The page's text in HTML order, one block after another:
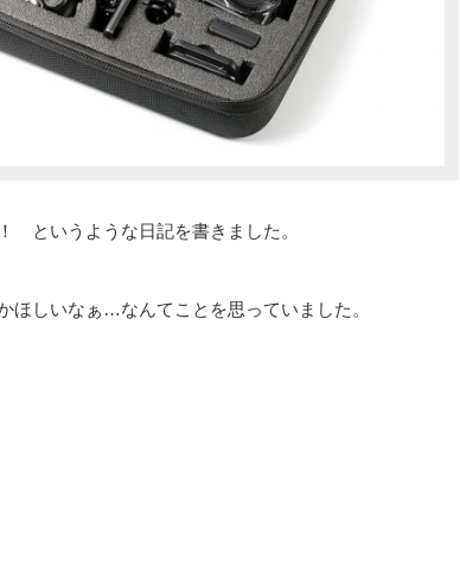
というような日記を書きました。
ほしいなぁ…なんてことを思っていました。